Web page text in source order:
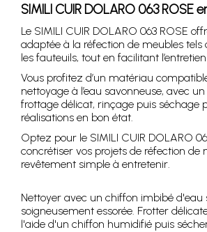
SIMILI CUIR DOLARO 063 ROSE
Le SIMILI CUIR DOLARO 063 ROSE
adaptée à la réfection de meubles tels
les fauteuils, tout en facilitant
Vous profitez d’un matériau
nettoyage à l’eau savonneuse, avec
frottage délicat, rinçage puis séchage
réalisations en bon état.
Optez pour le SIMILI CUIR DOLARO
concrétiser vos projets de réfection de
revêtement simple à entretenir.
Nettoyer avec un chiffon imbibé d'eau
soigneusement essorée. Frotter
l'aide d'un chiffon humidifié puis